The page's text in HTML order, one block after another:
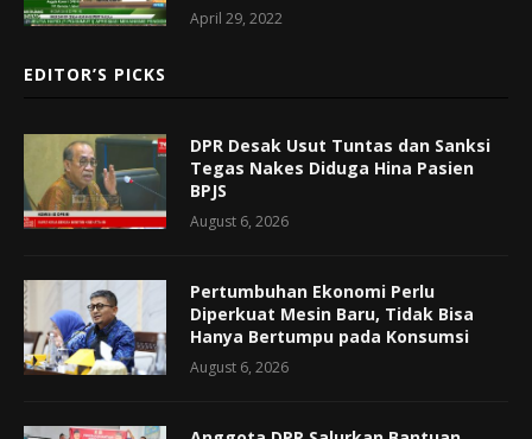
April 29, 2022
EDITOR’S PICKS
DPR Desak Usut Tuntas dan Sanksi
Tegas Nakes Diduga Hina Pasien
BPJS
August 6, 2026
Pertumbuhan Ekonomi Perlu
Diperkuat Mesin Baru, Tidak Bisa
Hanya Bertumpu pada Konsumsi
August 6, 2026